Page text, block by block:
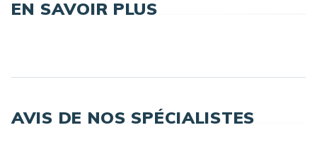
EN SAVOIR PLUS
AVIS DE NOS SPÉCIALISTES